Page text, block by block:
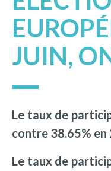
JUIN,
Le taux de
contre 38.65% en
Le taux de